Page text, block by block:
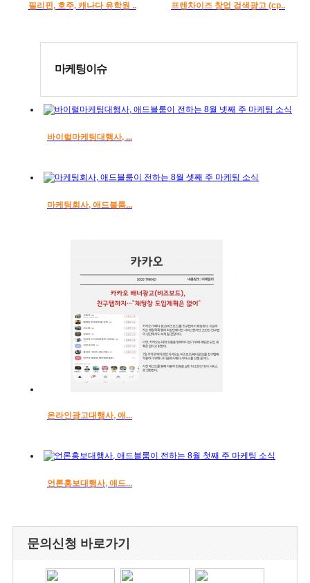
필리핀, 호주, 캐나다 유학원 ..
프랜차이즈 창업 검색광고 (cp..
마케팅이슈
바이럴마케팅대행사, ...
마케팅회사, 애드블룸...
온라인광고대행사, 애...
언론홍보대행사, 애드...
문의신청 바로가기